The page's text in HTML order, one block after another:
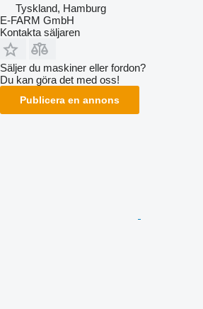
Tyskland, Hamburg
E-FARM GmbH
Kontakta säljaren
Säljer du maskiner eller fordon?
Du kan göra det med oss!
Publicera en annons